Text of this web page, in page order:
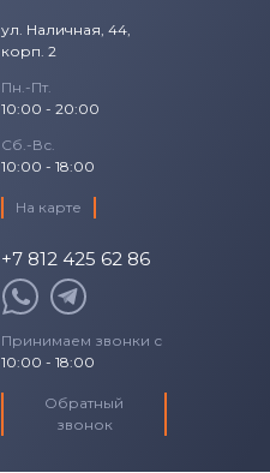
ул. Наличная, 44,
корп. 2
Пн.-Пт.
10:00 - 20:00
Сб.-Вс.
10:00 - 18:00
На карте
+7 812 425 62 86
Принимаем звонки с
10:00 - 18:00
Обратный
звонок